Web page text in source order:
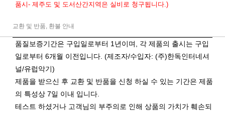
품시- 제주도 및 도서산간지역은 실비로 청구됩니다.)
교환 및 반품, 환불 안내
품질보증기간은 구입일로부터 1년이며, 각 제품의 출시는 구입
일로부터 6개월 이전입니다. (제조자/수입자: (주)한독인터네셔
널/유럽악기)
제품을 받으신 후 교환 및 반품을 신청 하실 수 있는 기간은 제품
의 특성상 7일 이내 입니다.
테스트 하셨거나 고객님의 부주의로 인해 상품의 가치가 훼손되